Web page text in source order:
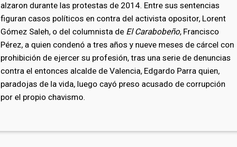
alzaron durante las protestas de 2014. Entre sus sentencias
figuran casos políticos en contra del activista opositor, Lorent
Gómez Saleh, o del columnista de El Carabobeño, Francisco
Pérez, a quien condenó a tres años y nueve meses de cárcel con
prohibición de ejercer su profesión, tras una serie de denuncias
contra el entonces alcalde de Valencia, Edgardo Parra quien,
paradojas de la vida, luego cayó preso acusado de corrupción
por el propio chavismo.